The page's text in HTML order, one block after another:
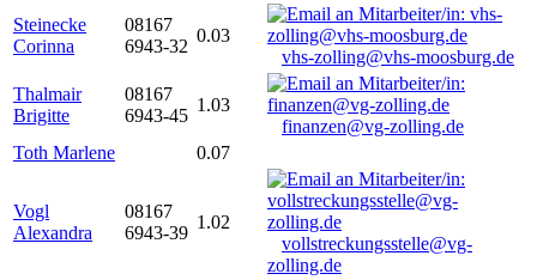
Steinecke
Corinna
08167
6943-32
0.03
vhs-zolling@vhs-moosburg.de
Thalmair
Brigitte
08167
6943-45
1.03
finanzen@vg-zolling.de
Toth Marlene
0.07
Vogl
Alexandra
08167
6943-39
1.02
vollstreckungsstelle@vg-
zolling.de